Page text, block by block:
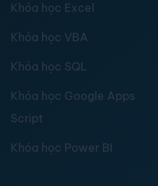
Khóa học Excel
Khóa học VBA
Khóa học SQL
Khóa học Google Apps
Script
Khóa học Power BI